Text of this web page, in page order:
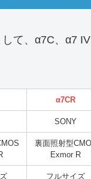
て、α7C、α7
α7CR
SONY
裏面照射型
Exmor R
フルサイズ